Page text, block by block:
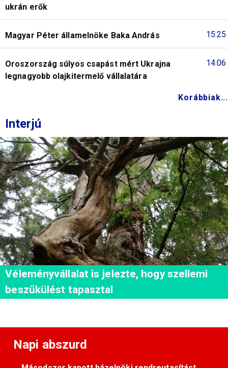
ukrán erők
15:25
Magyar Péter államelnöke Baka András
14:06
Oroszország súlyos csapást mért Ukrajna
legnagyobb olajkitermelő vállalatára
Korábbiak...
Interjú
Véleményvállalat is jelezte, hogy szellemi
beszűkülést tapasztal
Napi abszurd